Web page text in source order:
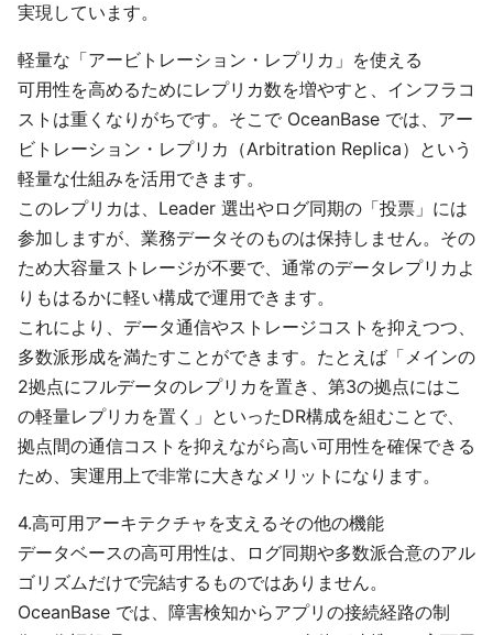
実現しています。
軽量な「アービトレーション・レプリカ」を使える
可用性を高めるためにレプリカ数を増やすと、インフラコ
ストは重くなりがちです。そこで OceanBase では、アー
ビトレーション・レプリカ（Arbitration Replica）という
軽量な仕組みを活用できます。
このレプリカは、Leader 選出やログ同期の「投票」には
参加しますが、業務データそのものは保持しません。その
ため大容量ストレージが不要で、通常のデータレプリカよ
りもはるかに軽い構成で運用できます。
これにより、データ通信やストレージコストを抑えつつ、
多数派形成を満たすことができます。たとえば「メインの
2拠点にフルデータのレプリカを置き、第3の拠点にはこ
の軽量レプリカを置く」といったDR構成を組むことで、
拠点間の通信コストを抑えながら高い可用性を確保できる
ため、実運用上で非常に大きなメリットになります。
4.高可用アーキテクチャを支えるその他の機能
データベースの高可用性は、ログ同期や多数派合意のアル
ゴリズムだけで完結するものではありません。
OceanBase では、障害検知からアプリの接続経路の制